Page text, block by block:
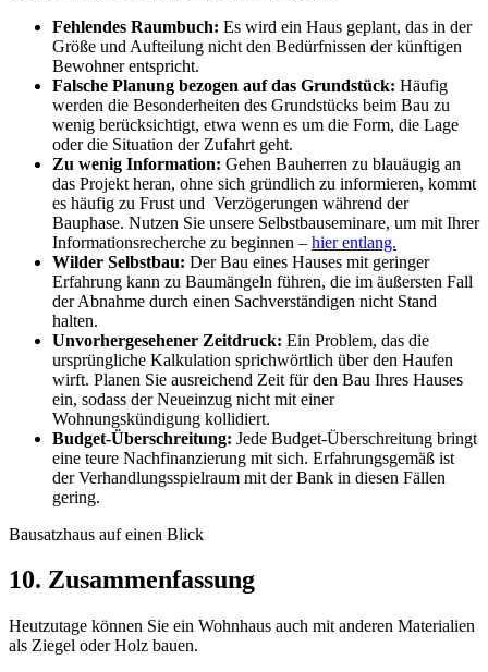
Fehlendes Raumbuch: Es wird ein Haus geplant, das in der
Größe und Aufteilung nicht den Bedürfnissen der künftigen
Bewohner entspricht.
Falsche Planung bezogen auf das Grundstück: Häufig
werden die Besonderheiten des Grundstücks beim Bau zu
wenig berücksichtigt, etwa wenn es um die Form, die Lage
oder die Situation der Zufahrt geht.
Zu wenig Information: Gehen Bauherren zu blauäugig an
das Projekt heran, ohne sich gründlich zu informieren, kommt
es häufig zu Frust und Verzögerungen während der
Bauphase. Nutzen Sie unsere Selbstbauseminare, um mit Ihrer
Informationsrecherche zu beginnen – hier entlang.
Wilder Selbstbau: Der Bau eines Hauses mit geringer
Erfahrung kann zu Baumängeln führen, die im äußersten Fall
der Abnahme durch einen Sachverständigen nicht Stand
halten.
Unvorhergesehener Zeitdruck: Ein Problem, das die
ursprüngliche Kalkulation sprichwörtlich über den Haufen
wirft. Planen Sie ausreichend Zeit für den Bau Ihres Hauses
ein, sodass der Neueinzug nicht mit einer
Wohnungskündigung kollidiert.
Budget-Überschreitung: Jede Budget-Überschreitung bringt
eine teure Nachfinanzierung mit sich. Erfahrungsgemäß ist
der Verhandlungsspielraum mit der Bank in diesen Fällen
gering.
Bausatzhaus auf einen Blick
10. Zusammenfassung
Heutzutage können Sie ein Wohnhaus auch mit anderen Materialien
als Ziegel oder Holz bauen.